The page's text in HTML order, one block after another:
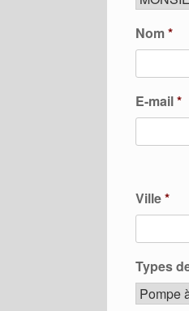
Nom*
E-mail*
Ville*
Types